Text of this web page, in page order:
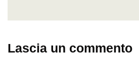
Lascia un commento